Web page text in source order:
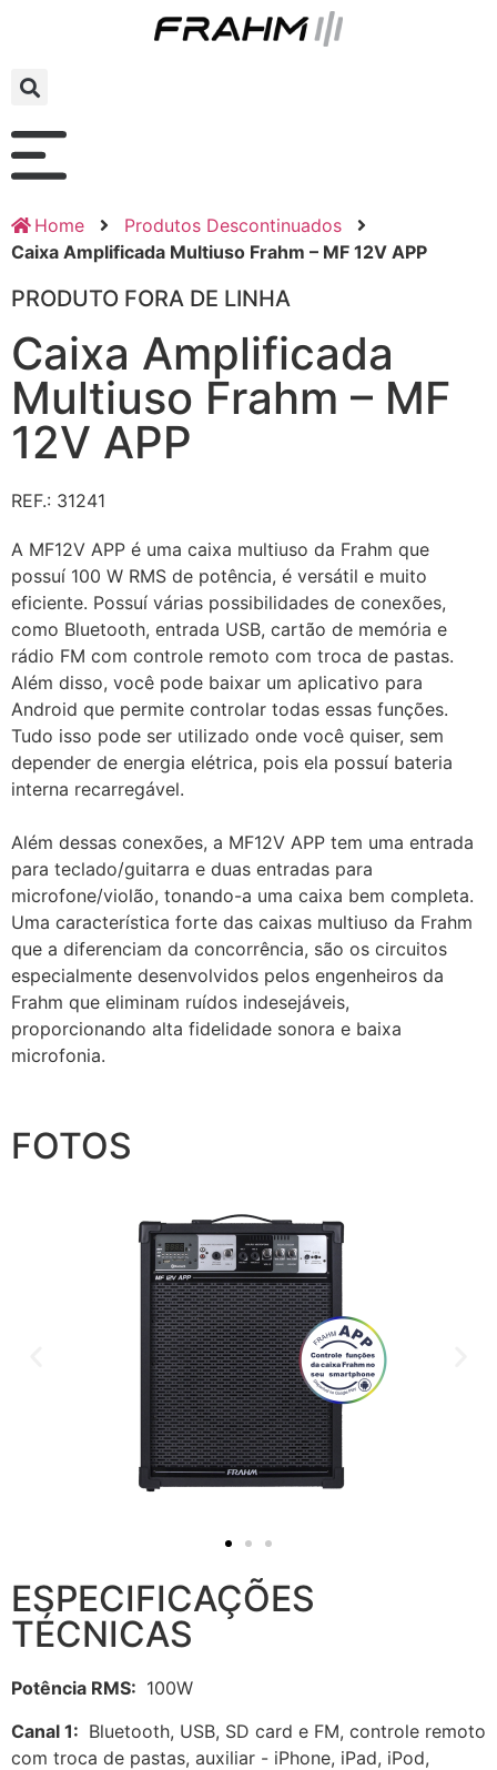
Home
Produtos Descontinuados
Caixa Amplificada Multiuso Frahm – MF 12V APP
PRODUTO FORA DE LINHA
Caixa Amplificada
Multiuso Frahm – MF
12V APP
REF.: 31241
A MF12V APP é uma caixa multiuso da Frahm que
possuí 100 W RMS de potência, é versátil e muito
eficiente. Possuí várias possibilidades de conexões,
como Bluetooth, entrada USB, cartão de memória e
rádio FM com controle remoto com troca de pastas.
Além disso, você pode baixar um aplicativo para
Android que permite controlar todas essas funções.
Tudo isso pode ser utilizado onde você quiser, sem
depender de energia elétrica, pois ela possuí bateria
interna recarregável.
Além dessas conexões, a MF12V APP tem uma entrada
para teclado/guitarra e duas entradas para
microfone/violão, tonando-a uma caixa bem completa.
Uma característica forte das caixas multiuso da Frahm
que a diferenciam da concorrência, são os circuitos
especialmente desenvolvidos pelos engenheiros da
Frahm que eliminam ruídos indesejáveis,
proporcionando alta fidelidade sonora e baixa
microfonia.
FOTOS
ESPECIFICAÇÕES
TÉCNICAS
Potência RMS: 100W
Canal 1: Bluetooth, USB, SD card e FM, controle remoto
com troca de pastas, auxiliar - iPhone, iPad, iPod,